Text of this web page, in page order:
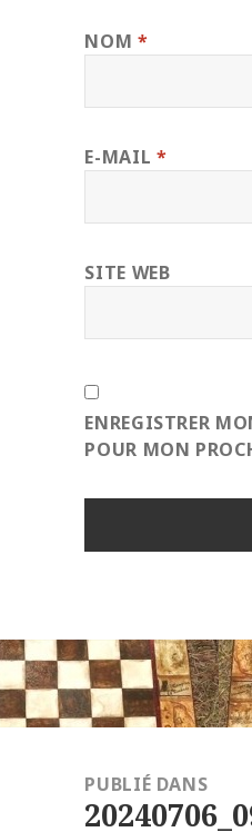
NOM *
E-MAIL *
SITE WEB
ENREGISTRER
POUR MON
PUBLIÉ DANS